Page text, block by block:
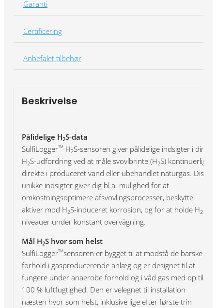
Garanti
Certificering
Anbefalet tilbehør
Beskrivelse
Pålidelige H2S-data
SulfiLoggerTM H2S-sensoren giver pålidelige indsigter i din
H2S-udfordring ved at måle svovlbrinte (H2S) kontinuerligt
direkte i produceret vand eller ubehandlet naturgas. Disse
unikke indsigter giver dig bl.a. mulighed for at
omkostningsoptimere afsvovlingsprocesser, beskytte
aktiver mod H2S-induceret korrosion, og for at holde H2
niveauer under konstant overvågning.
Mål H2S hvor som helst
SulfiLoggerTM sensoren er bygget til at modstå de barske
forhold i gasproducerende anlæg og er designet til at
fungere under anaerobe forhold og i våd gas med op til
100 % luftfugtighed. Den er velegnet til installation
næsten hvor som helst, inklusive lige efter første trin